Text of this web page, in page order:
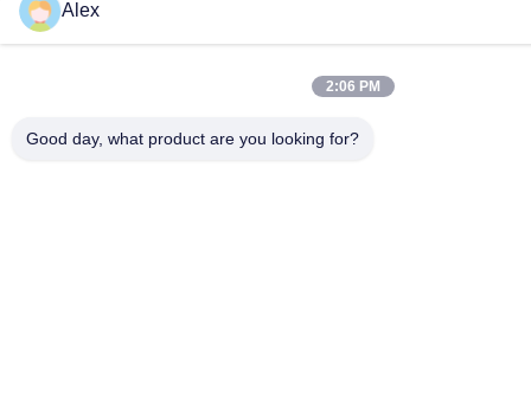
Alex
2:06 PM
Good day, what product are you looking for?